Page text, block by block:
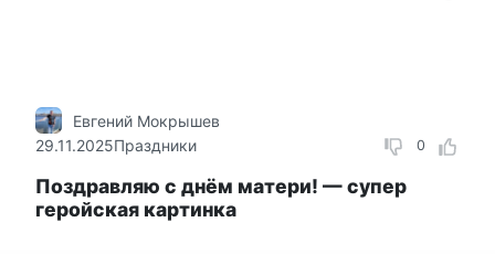
0
Евгений Мокрышев
29.11.2025Праздники
Поздравляю с днём матери! — супер
геройская картинка